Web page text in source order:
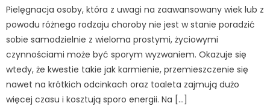
Pielęgnacja osoby, która z uwagi na zaawansowany wiek lub z
powodu różnego rodzaju choroby nie jest w stanie poradzić
sobie samodzielnie z wieloma prostymi, życiowymi
czynnościami może być sporym wyzwaniem. Okazuje się
wtedy, że kwestie takie jak karmienie, przemieszczenie się
nawet na krótkich odcinkach oraz toaleta zajmują dużo
więcej czasu i kosztują sporo energii. Na […]